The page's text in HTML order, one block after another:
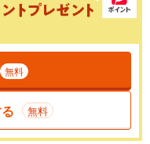
無料
無料